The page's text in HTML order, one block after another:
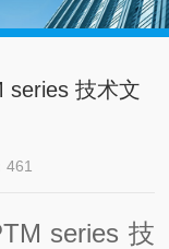
series 技术文
461
series 技